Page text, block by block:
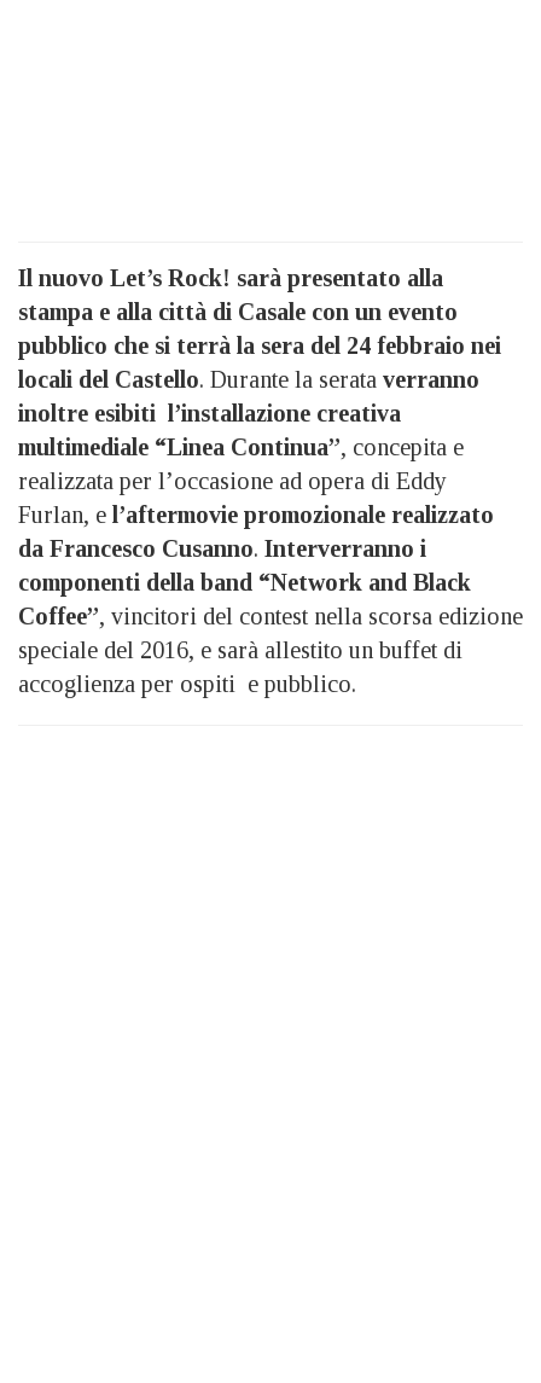
Il nuovo Let’s Rock! sarà presentato alla
stampa e alla città di Casale con un evento
pubblico che si terrà la sera del 24 febbraio nei
locali del Castello. Durante la serata verranno
inoltre esibiti l’installazione creativa
multimediale “Linea Continua”, concepita e
realizzata per l’occasione ad opera di Eddy
Furlan, e l’aftermovie promozionale realizzato
da Francesco Cusanno. Interverranno i
componenti della band “Network and Black
Coffee”, vincitori del contest nella scorsa edizione
speciale del 2016, e sarà allestito un buffet di
accoglienza per ospiti e pubblico.